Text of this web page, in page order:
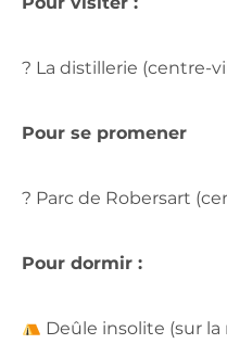
? La distillerie (centre-
Pour se promener
? Parc de Robersart
Pour dormir :
Deûle insolite (sur